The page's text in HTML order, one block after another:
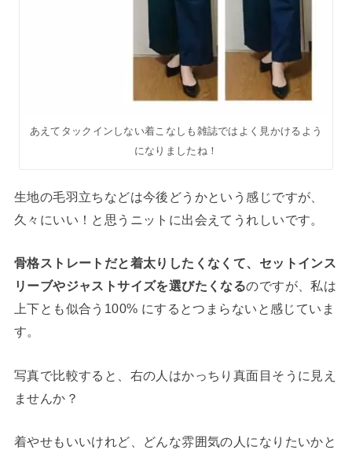
あえてタックインしない着こなしも雑誌ではよく見かけるよう
になりましたね！
生地の毛羽立ちなどは今後どうかという感じですが、
久々にいい！と思うニットに出会えてうれしいです。
骨格ストレートだと着太りしたくなくて、セットインス
リーブやジャストサイズを選びたくなるのですが、私は
上下とも似合う100% にするとつまらないと感じていま
す。
写真で比較すると、右の人はかっちり真面目そうに見え
ませんか？
着やせもいいけれど、どんな雰囲気の人になりたいかと